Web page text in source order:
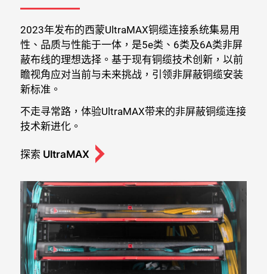
2023年发布的西蒙UltraMAX铜缆连接系统集易用
性、品质与性能于一体，是5e类、6类及6A类非屏
蔽布线的理想选择。基于现有铜缆技术创新，以前
瞻视角应对当前与未来挑战，引领非屏蔽铜缆安装
新标准。
不走寻常路，体验UltraMAX带来的非屏蔽铜缆连接
技术新进化。
探索 UltraMAX